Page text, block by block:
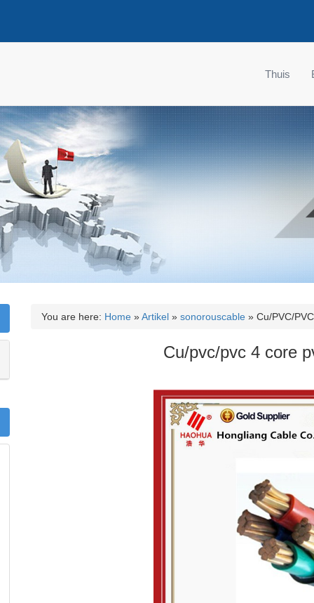
Thuis
You are here: Home »Artikel » sonorouscable » Cu/PVC/
Cu/pvc/pvc 4 core